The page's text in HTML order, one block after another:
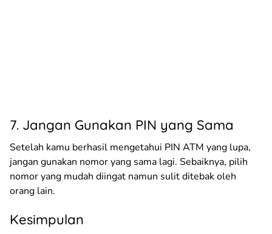
7. Jangan Gunakan PIN yang Sama
Setelah kamu berhasil mengetahui PIN ATM yang lupa,
jangan gunakan nomor yang sama lagi. Sebaiknya, pilih
nomor yang mudah diingat namun sulit ditebak oleh
orang lain.
Kesimpulan